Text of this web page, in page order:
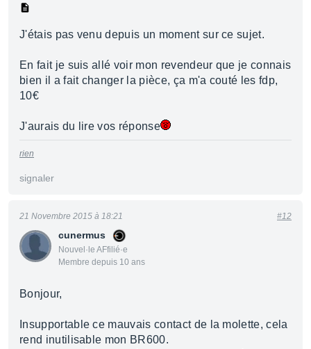
J'étais pas venu depuis un moment sur ce sujet.
En fait je suis allé voir mon revendeur que je connais
bien il a fait changer la pièce, ça m'a couté les fdp,
10€
J'aurais du lire vos réponse
rien
signaler
cunermus
Nouvel·le AFfilié·e
Membre depuis 10 ans
21 Novembre 2015 à 18:21 #12
Bonjour,
Insupportable ce mauvais contact de la molette, cela
rend inutilisable mon BR600.